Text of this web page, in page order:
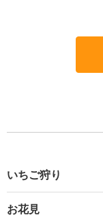
いちご狩り
お花見